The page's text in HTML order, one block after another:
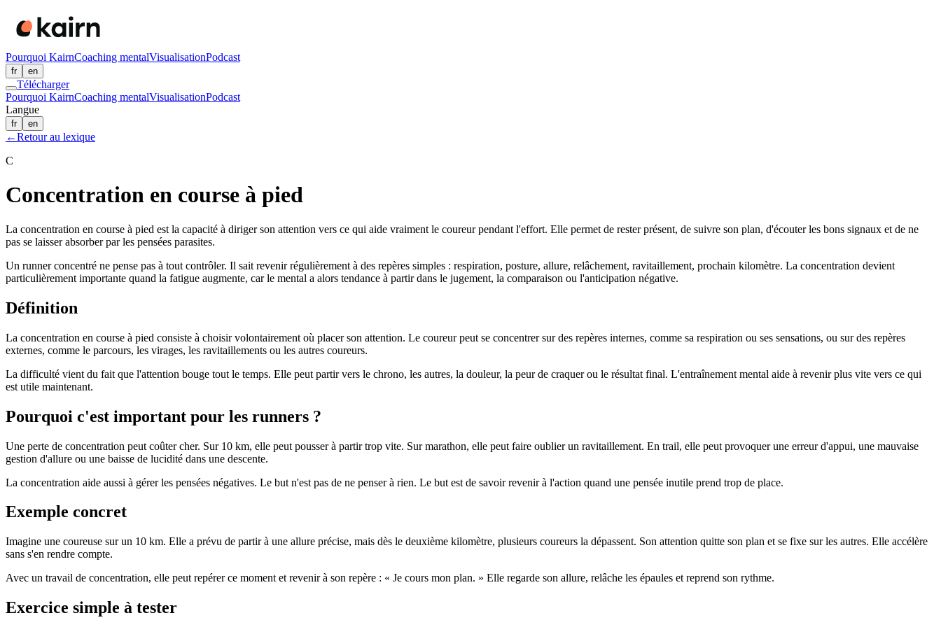
Pourquoi KairnCoaching mentalVisualisationPodcast
fr en
Télécharger
Pourquoi KairnCoaching mentalVisualisationPodcast
Langue
fr en
←Retour au lexique
C
Concentration en course à pied
La concentration en course à pied est la capacité à diriger son attention vers ce qui aide vraiment le coureur pendant l'effort. Elle permet de rester présent, de suivre son plan, d'écouter les bons signaux et de ne
pas se laisser absorber par les pensées parasites.
Un runner concentré ne pense pas à tout contrôler. Il sait revenir régulièrement à des repères simples : respiration, posture, allure, relâchement, ravitaillement, prochain kilomètre. La concentration devient
particulièrement importante quand la fatigue augmente, car le mental a alors tendance à partir dans le jugement, la comparaison ou l'anticipation négative.
Définition
La concentration en course à pied consiste à choisir volontairement où placer son attention. Le coureur peut se concentrer sur des repères internes, comme sa respiration ou ses sensations, ou sur des repères
externes, comme le parcours, les virages, les ravitaillements ou les autres coureurs.
La difficulté vient du fait que l'attention bouge tout le temps. Elle peut partir vers le chrono, les autres, la douleur, la peur de craquer ou le résultat final. L'entraînement mental aide à revenir plus vite vers ce qui
est utile maintenant.
Pourquoi c'est important pour les runners ?
Une perte de concentration peut coûter cher. Sur 10 km, elle peut pousser à partir trop vite. Sur marathon, elle peut faire oublier un ravitaillement. En trail, elle peut provoquer une erreur d'appui, une mauvaise
gestion d'allure ou une baisse de lucidité dans une descente.
La concentration aide aussi à gérer les pensées négatives. Le but n'est pas de ne penser à rien. Le but est de savoir revenir à l'action quand une pensée inutile prend trop de place.
Exemple concret
Imagine une coureuse sur un 10 km. Elle a prévu de partir à une allure précise, mais dès le deuxième kilomètre, plusieurs coureurs la dépassent. Son attention quitte son plan et se fixe sur les autres. Elle accélère
sans s'en rendre compte.
Avec un travail de concentration, elle peut repérer ce moment et revenir à son repère : « Je cours mon plan. » Elle regarde son allure, relâche les épaules et reprend son rythme.
Exercice simple à tester